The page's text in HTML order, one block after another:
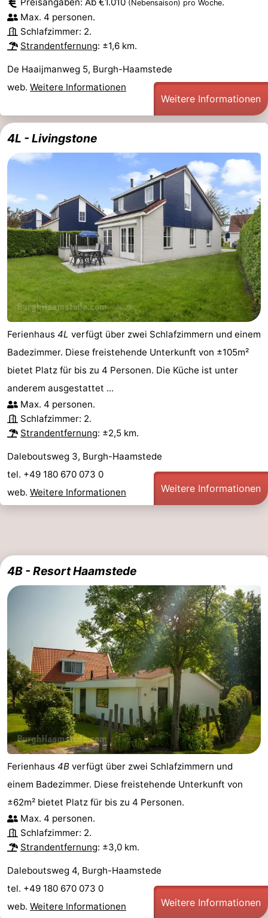
(Nebensaison) pro Woche
Max. 4 personen.
Schlafzimmer: 2.
Strandentfernung: ±1,6 km.
De Haaijmanweg 5, Burgh-Haamstede
web. Weitere Informationen
Weitere Informationen
4L - Livingstone
Ferienhaus 4L verfügt über zwei Schlafzimmern und einem
Badezimmer. Diese freistehende Unterkunft von ±105m²
bietet Platz für bis zu 4 Personen. Die Küche ist unter
anderem ausgestattet ...
Max. 4 personen.
Schlafzimmer: 2.
Strandentfernung: ±2,5 km.
Daleboutsweg 3, Burgh-Haamstede
tel. +49 180 670 073 0
web. Weitere Informationen Weitere Informationen
4B - Resort Haamstede
Ferienhaus 4B verfügt über zwei Schlafzimmern und
einem Badezimmer. Diese freistehende Unterkunft von
±62m² bietet Platz für bis zu 4 Personen.
Max. 4 personen.
Schlafzimmer: 2.
Strandentfernung: ±3,0 km.
Daleboutsweg 4, Burgh-Haamstede
tel. +49 180 670 073 0
web. Weitere Informationen Weitere Informationen